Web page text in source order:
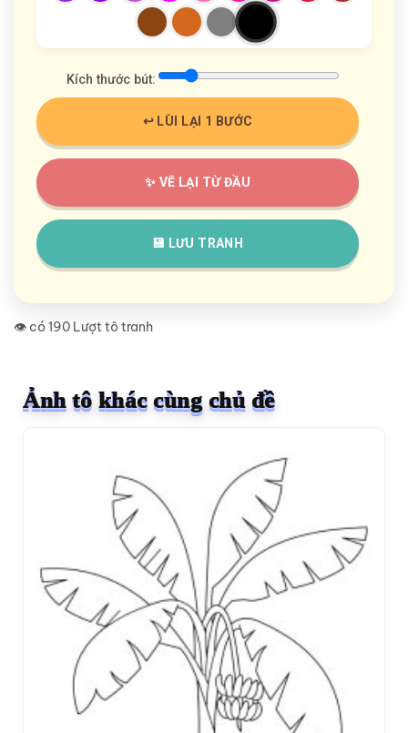
Kích thước bút:
↩️ LÙI LẠI 1 BƯỚC
✨ VẼ LẠI TỪ ĐẦU
💾 LƯU TRANH
👁️ có 190 Lượt tô tranh
Ảnh tô khác cùng chủ đề